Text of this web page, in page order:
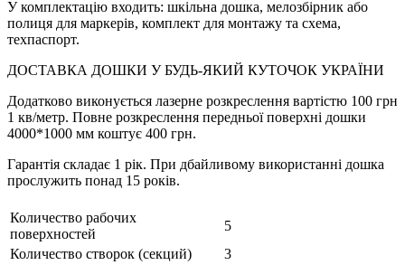
У комплектацію входить: шкільна дошка, мелозбірник або
полиця для маркерів, комплект для монтажу та схема,
техпаспорт.
ДОСТАВКА ДОШКИ У БУДЬ-ЯКИЙ КУТОЧОК УКРАЇНИ
Додатково виконується лазерне розкреслення вартістю 100 грн
1 кв/метр. Повне розкреслення передньої поверхні дошки
4000*1000 мм коштує 400 грн.
Гарантія складає 1 рік. При дбайливому використанні дошка
прослужить понад 15 років.
Количество рабочих
поверхностей
5
Количество створок (секций)
3